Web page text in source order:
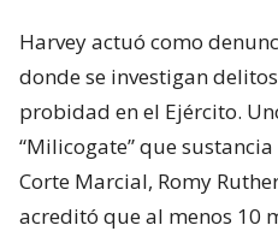
Harvey actuó como
donde se investigan
probidad en el Ejército.
“Milicogate” que
Corte Marcial, Romy
acreditó que al menos 10